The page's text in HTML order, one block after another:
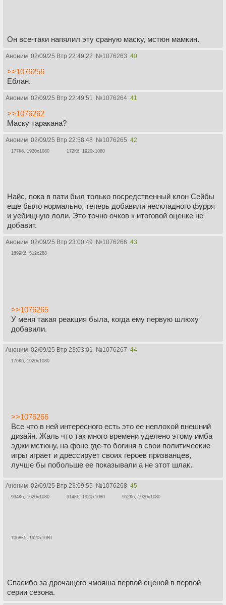
Он все-таки напялил эту сраную маску, мстюн мамкин.
Аноним 02/09/25 Втр 22:49:22 №1076263 40
>>1076256
Еблан.
Аноним 02/09/25 Втр 22:49:51 №1076264 41
>>1076262
Маску таракана?
Аноним 02/09/25 Втр 22:58:48 №1076265 42
177Кб, 1920x1080 172Кб, 1920x1080
Найс, пока в пати был только посредственный клон Сейбы
еще было нормально, теперь добавили нескладного фурря
и уебищную лоли. Это точно очков к итоговой оценке не
добавит.
Аноним 02/09/25 Втр 23:00:49 №1076266 43
1699Кб, 512x288
>>1076265
У меня такая реакция была, когда ему первую шлюху
добавили.
Аноним 02/09/25 Втр 23:03:01 №1076267 44
176Кб, 1920x1080
>>1076266
Все что в ней интересного есть это ее неплохой внешний
дизайн. Жаль что так много времени уделено этому имба
эджи мстюну, на фоне где-то богиня в свои политические
игры играет и дрессирует своих героев призванцев,
лучше бы побольше ее показывали а не этот шлак.
Аноним 02/09/25 Втр 23:09:55 №1076268 45
934Кб, 1920x1080 914Кб, 1920x1080 952Кб, 1920x1080
1068Кб, 1920x1080
Спасибо за дрочащего чмояша первой сценой в первой
серии сезона.